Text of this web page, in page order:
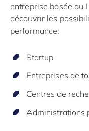
entreprise basée au
découvrir les
performance:
Startup
Entreprises de
Centres de
Administrations